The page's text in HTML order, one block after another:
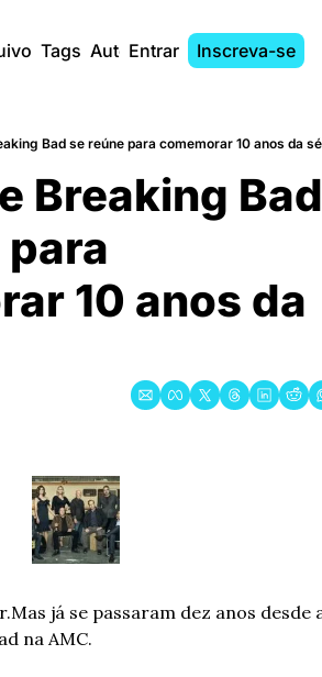
Tags AutoresEntrar Inscreva-se
Bad se reúne para comemorar 10 anos da
Breaking Bad
10 anos da
Mas já se passaram dez anos desde
na AMC.